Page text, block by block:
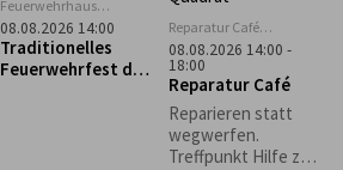
und das leibliche
Wohl. *Die
Veranstaltung
Feuerwehrhaus
Scheidegg
08.08.2026 14:00
Traditionelles
Feuerwehrfest der
Reparatur Café
Oberreute
08.08.2026 14:00 -
18:00
Reparatur Café
Reparieren statt
wegwerfen.
Treffpunkt Hilfe zur